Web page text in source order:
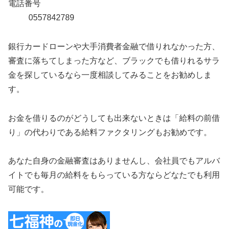
電話番号
0557842789
銀行カードローンや大手消費者金融で借りれなかった方、
審査に落ちてしまった方など、ブラックでも借りれるサラ
金を探しているなら一度相談してみることをお勧めしま
す。
お金を借りるのがどうしても出来ないときは「給料の前借
り」の代わりである給料ファクタリングもお勧めです。
あなた自身の金融審査はありませんし、会社員でもアルバ
イトでも毎月の給料をもらっている方ならどなたでも利用
可能です。